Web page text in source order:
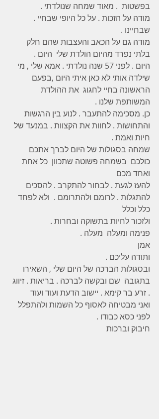
בפשטות  . מאוד שמחה שנולדתי .
מודה על הזכות . על כל היופי שבחיי .
שבחיינו .
מודה גם על הכאב והעצבות שהם חלק
בלתי נפרד מהיום הולדת שלי  היום .
היום . לפני 57 שנה נולדתי . אמא שלי , מי
שילדה אותי לא כאן איתי היום ,בפעם
הראשונה בחיי לחגוג  את ההולדת
המשותפת שלנו .
כן. מסכימה להתעבר . לנוע בין הרגשות
והתחושות . לחוות את הקצוות . במנעד של
חיות ואמת .
שמחה בסגולות של היום לברך אתכם
כולכם  בשמחה פשוטה שתכוון  כל אחת
ואחד מכם
להעז לגעת . לבחור להתקרב . להסכים
להתגלות . לרומם ולהתרומם .  ולא לפחד
כלל וכלל
ולזכור לחיות בתשוקה ובחרות .
פנימה ומעלה  מעלה .
אמן
ותודה עליכם .
ובסגולות הברכה של היום שלי , השאירו
בתגובה  שם ובקשה לברכה . בריאות . זיווג
. זרע בר קימא . יישוב הדעת ועוד ועוד
ואני מבטיחה לאסוף כל השמות ולהתפלל
לפני כסא כבודו .
חיבוק וברכות